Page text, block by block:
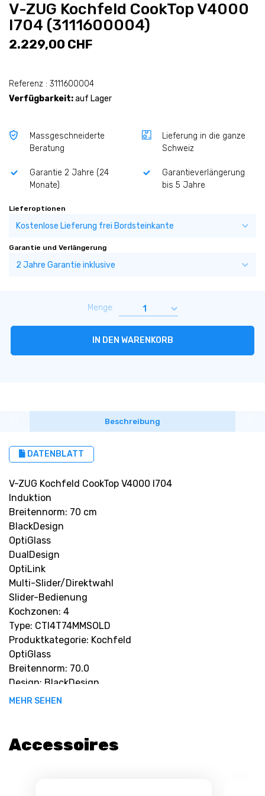
V-ZUG Kochfeld CookTop V4000
I704 (3111600004)
2.229,00 CHF
Referenz : 3111600004
Verfügbarkeit:auf Lager
Massgeschneiderte
Beratung
Lieferung in die ganze
Schweiz
Garantie 2 Jahre (24
Monate)
Garantieverlängerung
bis 5 Jahre
Lieferoptionen
Garantie und Verlängerung
Menge:
IN DEN WARENKORB
Beschreibung
DATENBLATT
V-ZUG Kochfeld CookTop V4000 I704
Induktion
Breitennorm: 70 cm
BlackDesign
OptiGlass
DualDesign
OptiLink
Multi-Slider/Direktwahl
Slider-Bedienung
Kochzonen: 4
Type: CTI4T74MMSOLD
Produktkategorie: Kochfeld
OptiGlass
Breitennorm: 70.0
Design: BlackDesign
Rahmen: DualDesign
Betriebsspannung: 220-240 V
Max. Leistung Kochzone 1: 3700.0
MEHR SEHEN
Accessoires